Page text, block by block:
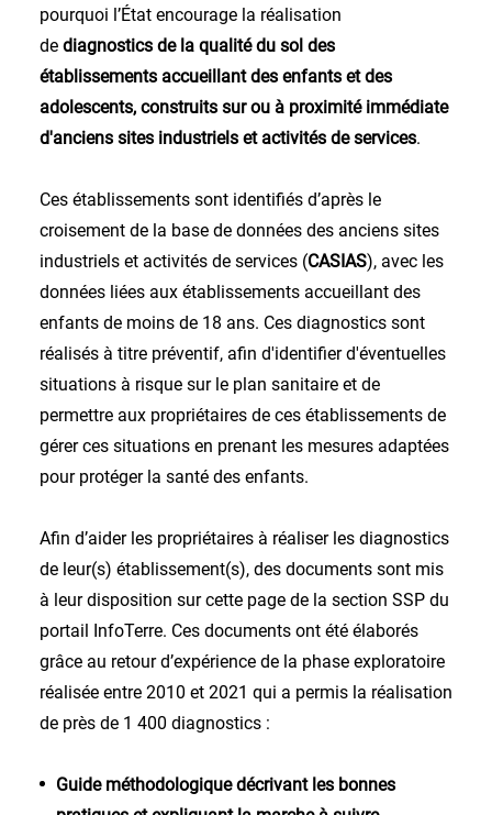
pourquoi l’État encourage la réalisation
de diagnostics de la qualité du sol des
établissements accueillant des enfants et des
adolescents, construits sur ou à proximité immédiate
d'anciens sites industriels et activités de services.
Ces établissements sont identifiés d’après le
croisement de la base de données des anciens sites
industriels et activités de services (CASIAS), avec les
données liées aux établissements accueillant des
enfants de moins de 18 ans. Ces diagnostics sont
réalisés à titre préventif, afin d'identifier d'éventuelles
situations à risque sur le plan sanitaire et de
permettre aux propriétaires de ces établissements de
gérer ces situations en prenant les mesures adaptées
pour protéger la santé des enfants.
Afin d’aider les propriétaires à réaliser les diagnostics
de leur(s) établissement(s), des documents sont mis
à leur disposition sur cette page de la section SSP du
portail InfoTerre. Ces documents ont été élaborés
grâce au retour d’expérience de la phase exploratoire
réalisée entre 2010 et 2021 qui a permis la réalisation
de près de 1 400 diagnostics :
Guide méthodologique décrivant les bonnes